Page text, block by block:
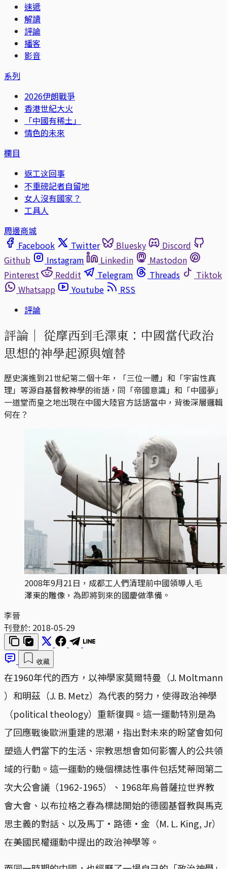
速遞
解讀
評論
播客
影音
系列
2026伊朗戰爭
香港世紀大火
「中國有稀土」
情色的未來
欄目
返工这回事
不重磅記者自留地
女人沒有國家？
工具人
周邊商城
Facebook
Twitter Bluesky
Discord
Github
Instagram Linkedin
Mastodon
Pinterest
Reddit Telegram Threads
Tiktok
Whatsapp
Youtube
RSS
評論
評論｜ 從摩西到毛澤東：中國當代政治
思想的神學起源與嬗替
歷史演進到21世紀第二個十年，「三位一體」和「宇宙性真
理」等源自基督教神學的術語，同「帝國意識」和「中國夢」
一道堂而皇之地出現在中國大陸官方話語當中，背後深層邏輯
何在？
2008年9月21日，成都工人們清理前中國領導人毛
澤東的雕像，為即將到來的國慶做準備。
李晉
刊登於: 2018-05-29
收藏
在1960年代的西方，以神學家莫爾特曼（J. Moltmann
）和明茲（J. B. Metz）為代表的努力，使得政治神學
（political theology）重新復興。這一運動特別是為
了回應戰後歐洲重建的思潮，指出對未來的盼望會如何
塑造人們當下的生活、宗教思想會如何影響人的公共領
域的行動。這一運動的幾個標誌性事件包括梵蒂岡第二
次大公會議（1962-1965）、1968年烏普薩拉世界教
會大會、以布拉格之春為標誌開始的德國基督教與馬克
思主義的對話、以及馬丁·路德·金（M. L. King, Jr）
在美國民權運動中提出的政治神學等。